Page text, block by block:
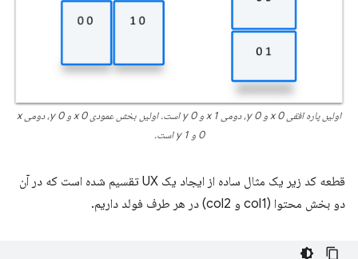
اولین پاره افقی x 0 و y 0، دومی x 1 و y 0 است. اولین بخش عمودی x 0 و y 0، دومی x
0 و y 1 است.
قطعه کد زیر یک مثال ساده از ایجاد یک UX تقسیم شده است که در آن
دو بخش محتوا (col1 و col2) در هر طرف فولد داریم.